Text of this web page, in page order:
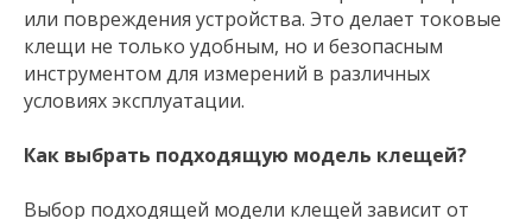
или повреждения устройства. Это делает токовые
клещи не только удобным, но и безопасным
инструментом для измерений в различных
условиях эксплуатации.
Как выбрать подходящую модель клещей?
Выбор подходящей модели клещей зависит от